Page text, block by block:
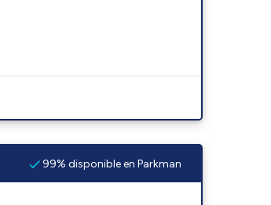
99% disponible en Parkman